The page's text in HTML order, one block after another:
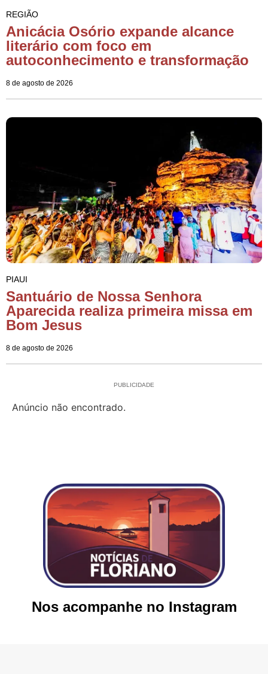
REGIÃO
Anicácia Osório expande alcance
literário com foco em
autoconhecimento e transformação
8 de agosto de 2026
PIAUI
Santuário de Nossa Senhora
Aparecida realiza primeira missa em
Bom Jesus
8 de agosto de 2026
PUBLICIDADE
Anúncio não encontrado.
Nos acompanhe no Instagram